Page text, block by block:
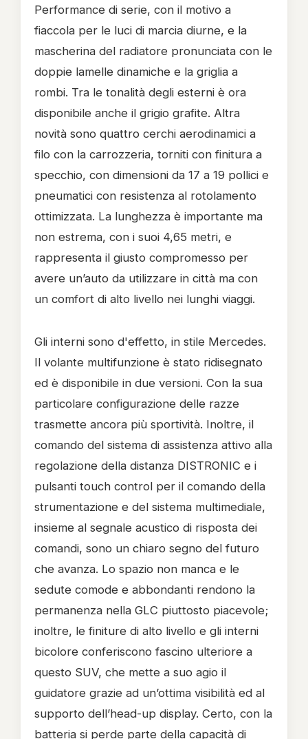
Performance di serie, con il motivo a
fiaccola per le luci di marcia diurne, e la
mascherina del radiatore pronunciata con le
doppie lamelle dinamiche e la griglia a
rombi. Tra le tonalità degli esterni è ora
disponibile anche il grigio grafite. Altra
novità sono quattro cerchi aerodinamici a
filo con la carrozzeria, torniti con finitura a
specchio, con dimensioni da 17 a 19 pollici e
pneumatici con resistenza al rotolamento
ottimizzata. La lunghezza è importante ma
non estrema, con i suoi 4,65 metri, e
rappresenta il giusto compromesso per
avere un’auto da utilizzare in città ma con
un comfort di alto livello nei lunghi viaggi.
Gli interni sono d'effetto, in stile Mercedes.
Il volante multifunzione è stato ridisegnato
ed è disponibile in due versioni. Con la sua
particolare configurazione delle razze
trasmette ancora più sportività. Inoltre, il
comando del sistema di assistenza attivo alla
regolazione della distanza DISTRONIC e i
pulsanti touch control per il comando della
strumentazione e del sistema multimediale,
insieme al segnale acustico di risposta dei
comandi, sono un chiaro segno del futuro
che avanza. Lo spazio non manca e le
sedute comode e abbondanti rendono la
permanenza nella GLC piuttosto piacevole;
inoltre, le finiture di alto livello e gli interni
bicolore conferiscono fascino ulteriore a
questo SUV, che mette a suo agio il
guidatore grazie ad un’ottima visibilità ed al
supporto dell’head-up display. Certo, con la
batteria si perde parte della capacità di